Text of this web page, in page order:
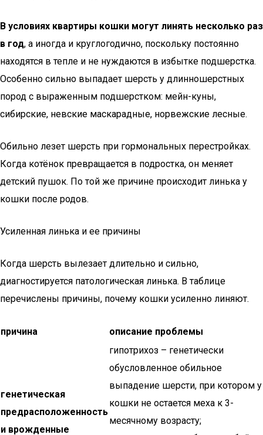
В условиях квартиры кошки могут линять несколько раз
в год, а иногда и круглогодично, поскольку постоянно
находятся в тепле и не нуждаются в избытке подшерстка.
Особенно сильно выпадает шерсть у длинношерстных
пород с выраженным подшерстком: мейн-куны,
сибирские, невские маскарадные, норвежские лесные.
Обильно лезет шерсть при гормональных перестройках.
Когда котёнок превращается в подростка, он меняет
детский пушок. По той же причине происходит линька у
кошки после родов.
Усиленная линька и ее причины
Когда шерсть вылезает длительно и сильно,
диагностируется патологическая линька. В таблице
перечислены причины, почему кошки усиленно линяют.
причина описание проблемы
генетическая
предрасположенность
и врожденные
гипотрихоз – генетически
обусловленное обильное
выпадение шерсти, при котором у
кошки не остается меха к 3-
месячному возрасту;